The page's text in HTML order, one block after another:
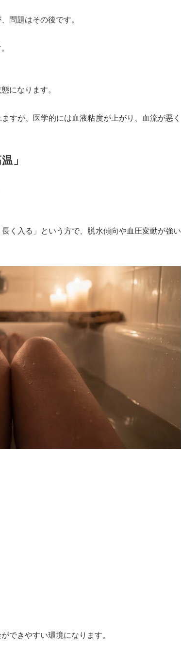
問題はその後です。
になります。
すが、医学的には血液粘度が上がり、血流が悪く
」
く入る」という方で、脱水傾向や血圧変動が強い
できやすい環境になります。